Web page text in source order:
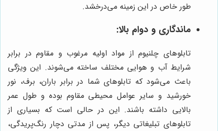
طور خاص در این زمینه می‌درخشد.
ماندگاری و دوام بالا:
تابلوهای چلنیوم از مواد اولیه مرغوب و مقاوم در برابر
شرایط آب و هوایی مختلف ساخته می‌شوند. این ویژگی
باعث می‌شود که تابلوهای شما در برابر باران، برف، نور
خورشید و سایر عوامل محیطی مقاوم بوده و طول عمر
بالایی داشته باشند. این در حالی است که بسیاری از
تابلوهای تبلیغاتی دیگر، پس از مدتی دچار رنگ‌پریدگی،